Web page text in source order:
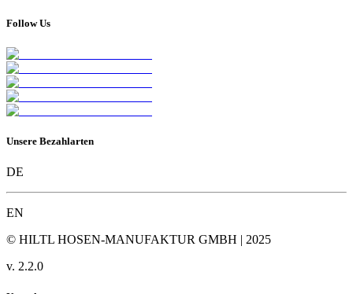
Follow Us
Unsere Bezahlarten
DE
EN
© HILTL HOSEN-MANUFAKTUR GMBH | 2025
v. 2.2.0